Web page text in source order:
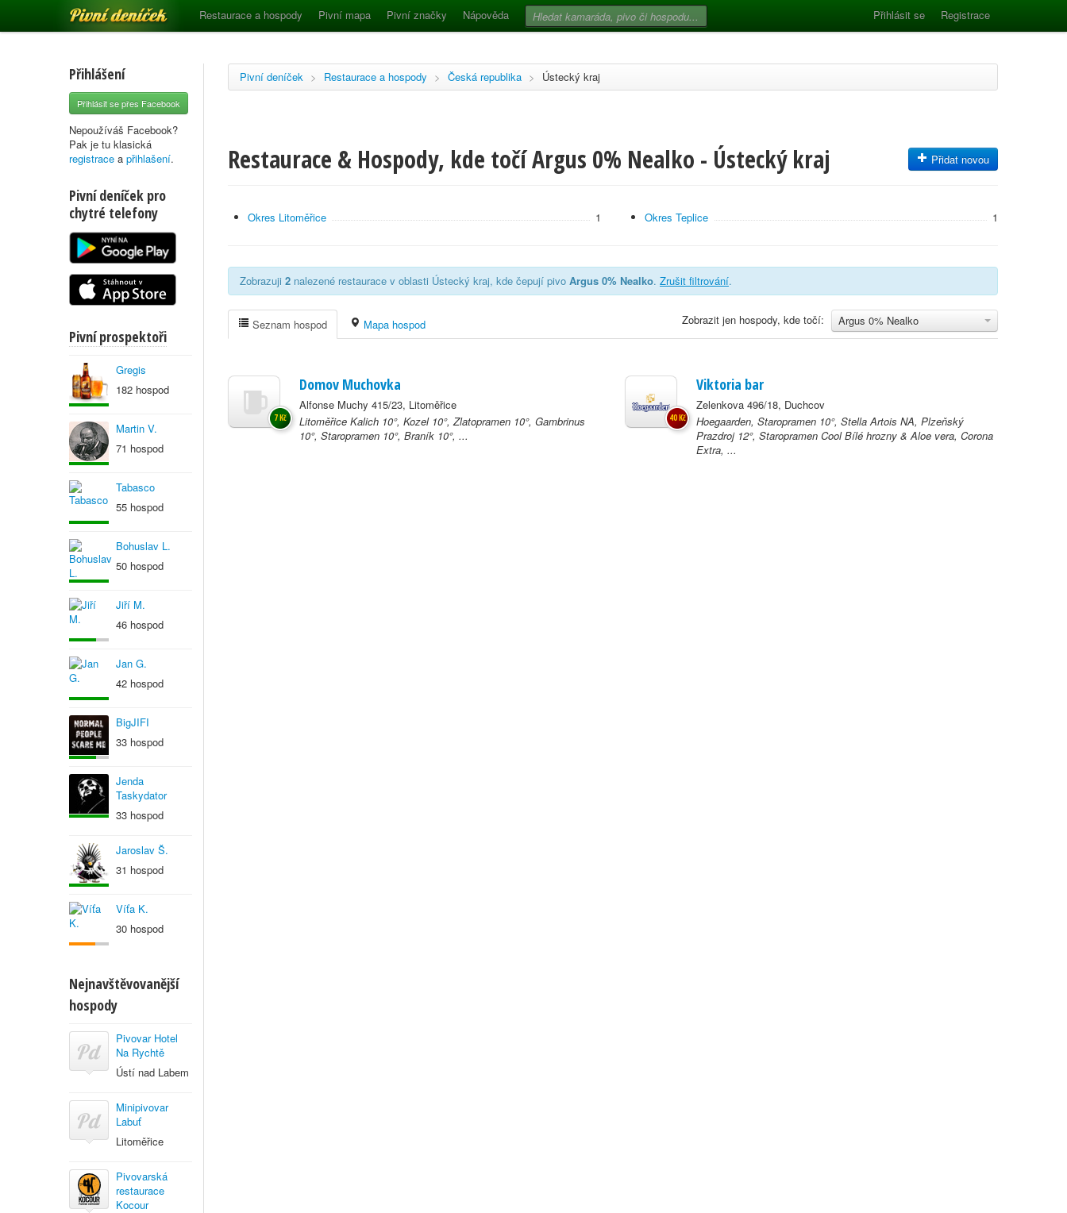
Pivní deníček Restaurace a hospody Pivní mapa Pivní značky Nápověda Přihlásit se Registrace
Přihlášení
Přihlásit se přes Facebook
Nepoužíváš Facebook?
Pak je tu klasická
registrace a přihlašení.
Pivní deníček pro
chytré telefony
Pivní prospektoři
Gregis
182 hospod
Martin V.
71 hospod
Tabasco
55 hospod
Bohuslav L.
50 hospod
Jiří M.
46 hospod
Jan G.
42 hospod
BigJIFI
33 hospod
Jenda
Taskydator
33 hospod
Jaroslav Š.
31 hospod
Víťa K.
30 hospod
Nejnavštěvovanější
hospody
Pivovar Hotel
Na Rychtě
Ústí nad Labem
Minipivovar
Labuť
Litoměřice
Pivovarská
restaurace
Kocour
Pivní deníček > Restaurace a hospody > Česká republika > Ústecký kraj
Restaurace & Hospody, kde točí Argus 0% Nealko - Ústecký kraj Přidat novou
Okres Litoměřice 1 Okres Teplice 1
Zobrazuji 2 nalezené restaurace v oblasti Ústecký kraj, kde čepují pivo Argus 0% Nealko. Zrušit filtrování.
Argus 0% Nealko
Zobrazit jen hospody, kde točí:
Seznam hospod Mapa hospod
Domov Muchovka
Alfonse Muchy 415/23, Litoměřice
Litoměřice Kalich 10°, Kozel 10°, Zlatopramen 10°, Gambrinus
10°, Staropramen 10°, Braník 10°, ...
7 Kč
Viktoria bar
Zelenkova 496/18, Duchcov
Hoegaarden, Staropramen 10°, Stella Artois NA, Plzeňský
Prazdroj 12°, Staropramen Cool Bílé hrozny & Aloe vera, Corona
Extra, ...
40 Kč